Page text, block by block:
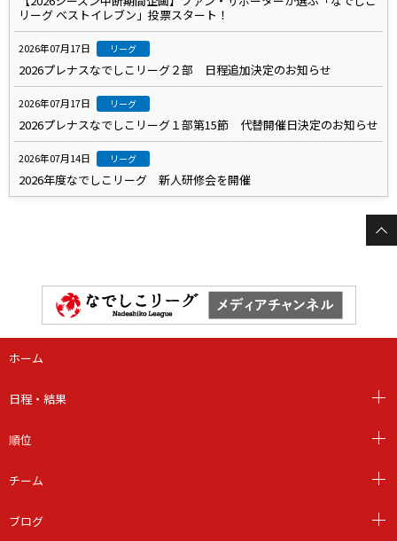
リーグ ベストイレブン」投票スタート！
2026年07月17日 リーグ
2026プレナスなでしこリーグ２部 日程追加決定のお知らせ
2026年07月17日 リーグ
2026プレナスなでしこリーグ１部第15節 代替開催日決定のお知らせ
2026年07月14日 リーグ
2026年度なでしこリーグ 新人研修会を開催
ホーム
日程・結果
順位
チーム
ブログ